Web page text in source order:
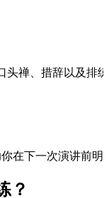
头禅、措辞以及排
在下一次演讲前明
？